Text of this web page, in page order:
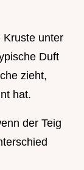
Kruste unter
Duft
zieht,
hat.
der Teig